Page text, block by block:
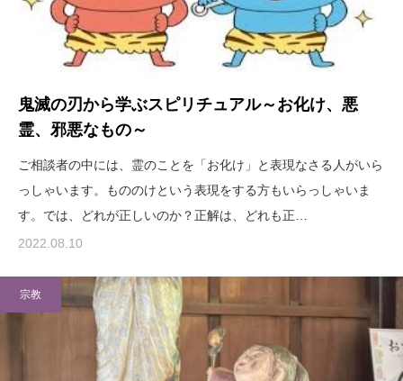
鬼滅の刃から学ぶスピリチュアル～お化け、悪
霊、邪悪なもの～
ご相談者の中には、霊のことを「お化け」と表現なさる人がいら
っしゃいます。もののけという表現をする方もいらっしゃいま
す。では、どれが正しいのか？正解は、どれも正…
2022.08.10
宗教